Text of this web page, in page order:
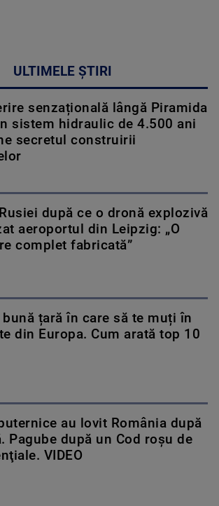
ULTIMELE ȘTIRI
senzațională lângă Piramida
sistem hidraulic de 4.500 ani
secretul construirii
după ce o dronă explozivă
aeroportul din Leipzig: „O
complet fabricată”
bună țară în care să te muți în
din Europa. Cum arată top 10
au lovit România după
Pagube după un Cod roşu de
VIDEO